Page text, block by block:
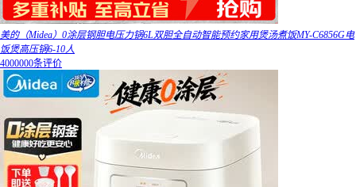
美的（Midea）0涂层钢胆电压力锅6L双胆全自动智能预约家用煲汤煮饭MY-C6856G电
饭煲高压锅6-10人
4000000条评价